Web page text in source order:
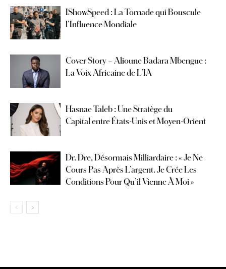
IShowSpeed : La Tornade qui Bouscule
l’Influence Mondiale
Cover Story – Alioune Badara Mbengue :
La Voix Africaine de L’IA
Hasnae Taleb : Une Stratège du
Capital entre États-Unis et Moyen-Orient
Dr. Dre, Désormais Milliardaire : « Je Ne
Cours Pas Après L’argent. Je Crée Les
Conditions Pour Qu’il Vienne À Moi »